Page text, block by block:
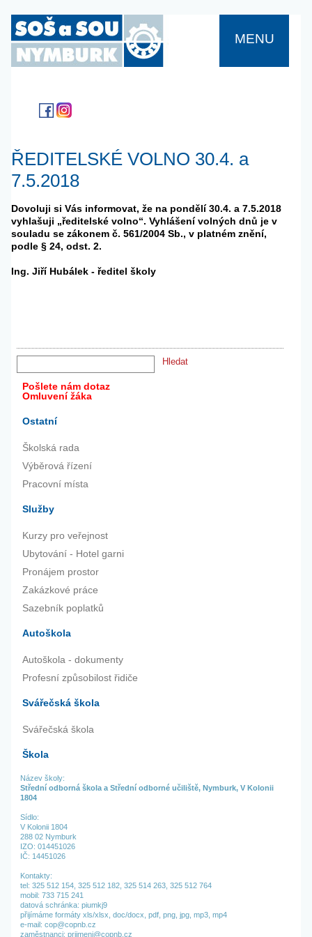
MENU
ŘEDITELSKÉ VOLNO 30.4. a
7.5.2018
Dovoluji si Vás informovat, že na pondělí 30.4. a 7.5.2018
vyhlašuji „ředitelské volno“. Vyhlášení volných dnů je v
souladu se zákonem č. 561/2004 Sb., v platném znění,
podle § 24, odst. 2.
Ing. Jiří Hubálek - ředitel školy
Pošlete nám dotaz
Omluvení žáka
Ostatní
Školská rada
Výběrová řízení
Pracovní místa
Služby
Kurzy pro veřejnost
Ubytování - Hotel garni
Pronájem prostor
Zakázkové práce
Sazebník poplatků
Autoškola
Autoškola - dokumenty
Profesní způsobilost řidiče
Svářečská škola
Svářečská škola
Škola
Název školy:
Střední odborná škola a Střední odborné učiliště, Nymburk, V Kolonii
1804
Sídlo:
V Kolonii 1804
288 02 Nymburk
IZO: 014451026
IČ: 14451026
Kontakty:
tel: 325 512 154, 325 512 182, 325 514 263, 325 512 764
mobil: 733 715 241
datová schránka: piumkj9
přijímáme formáty xls/xlsx, doc/docx, pdf, png, jpg, mp3, mp4
e-mail: cop@copnb.cz
zaměstnanci: prijmeni@copnb.cz